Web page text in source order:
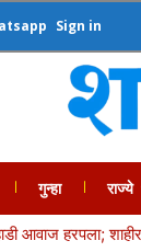
Sign in
गुन्हा राज्ये
शाहीर रामच�